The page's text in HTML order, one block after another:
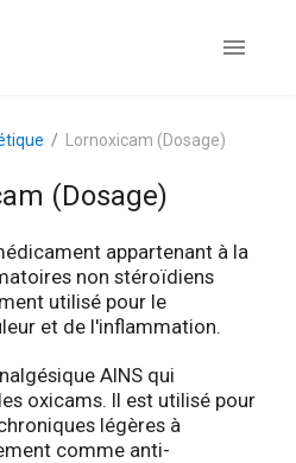
Lornoxicam (Dosage)
(Dosage)
appartenant à la
non stéroïdiens
utilisé pour le
et de l'inflammation.
AINS qui
oxicams. Il est utilisé pour
légères à
comme anti-